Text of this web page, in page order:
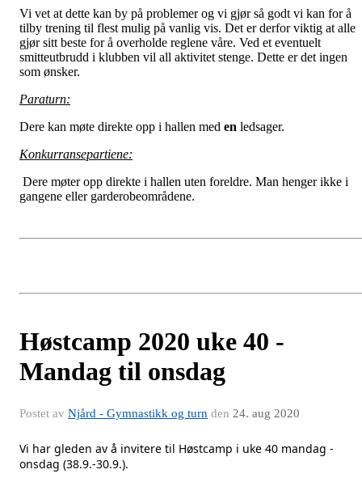
Vi vet at dette kan by på problemer og vi gjør så godt vi kan for å
tilby trening til flest mulig på vanlig vis. Det er derfor viktig at alle
gjør sitt beste for å overholde reglene våre. Ved et eventuelt
smitteutbrudd i klubben vil all aktivitet stenge. Dette er det ingen
som ønsker.
Paraturn:
Dere kan møte direkte opp i hallen med en ledsager.
Konkurransepartiene:
Dere møter opp direkte i hallen uten foreldre. Man henger ikke i
gangene eller garderobeområdene.
Høstcamp 2020 uke 40 -
Mandag til onsdag
Postet av Njård - Gymnastikk og turn den 24. aug 2020
Vi har gleden av å invitere til Høstcamp i uke 40 mandag -
onsdag (38.9.-30.9.).